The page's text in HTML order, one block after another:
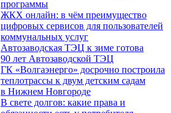
программы
ЖКХ онлайн: в чём преимущество
цифровых сервисов для пользователей
коммунальных услуг
Автозаводская ТЭЦ к зиме готова
90 лет Автозаводской ТЭЦ
ГК «Волгаэнерго» досрочно построила
теплотрассы к двум детским садам
в Нижнем Новгороде
В свете долгов: какие права и